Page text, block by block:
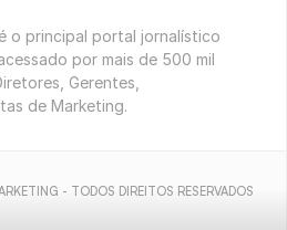
o principal portal jornalístico
por mais de 500 mil
Gerentes,
de Marketing.
- TODOS DIREITOS RESERVADOS